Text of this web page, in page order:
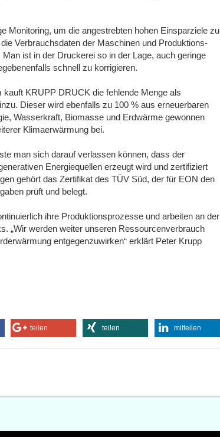
Monitoring, um die angestrebten hohen Einsparziele zu
Verbrauchsdaten der Maschinen und Produktions-
ist in der Druckerei so in der Lage, auch geringe
schnell zu korrigieren.
KRUPP DRUCK die fehlende Menge als
Dieser wird ebenfalls zu 100 % aus erneuerbaren
Wasserkraft, Biomasse und Erdwärme gewonnen
Klimaerwärmung bei.
man sich darauf verlassen können, dass der
Energiequellen erzeugt wird und zertifiziert
gehört das Zertifikat des TÜV Süd, der für EON den
prüft und belegt.
ihre Produktionsprozesse und arbeiten an der
„Wir werden weiter unseren Ressourcenverbrauch
entgegenzuwirken“ erklärt Peter Krupp
teilen teilen mitteilen